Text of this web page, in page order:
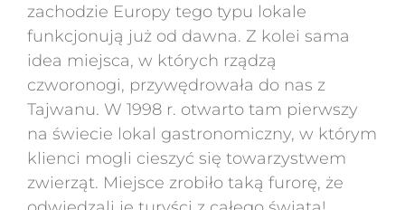
zachodzie Europy tego typu lokale
funkcjonują już od dawna. Z kolei sama
idea miejsca, w których rządzą
czworonogi, przywędrowała do nas z
Tajwanu. W 1998 r. otwarto tam pierwszy
na świecie lokal gastronomiczny, w którym
klienci mogli cieszyć się towarzystwem
zwierząt. Miejsce zrobiło taką furorę, że